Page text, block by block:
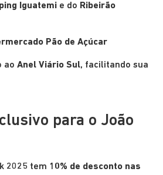
Iguatemi e do Ribeirão
Pão de Açúcar
ao Anel Viário Sul, facilitando sua
para o João
2025 tem 10% de desconto nas